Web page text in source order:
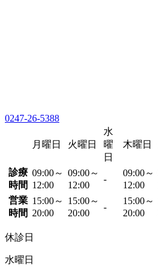
0247-26-5388
月曜日 火曜日
水
曜
日
木曜日
診療
時間
09:00～
12:00
09:00～
12:00
-
09:00～
12:00
営業
時間
15:00～
20:00
15:00～
20:00
-
15:00～
20:00
休診日
水曜日